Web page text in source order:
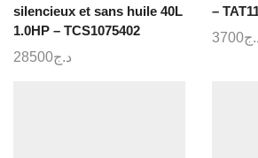
silencieux et sans huile 40L
1.0HP – TCS1075402
د.ج28500
–
3700